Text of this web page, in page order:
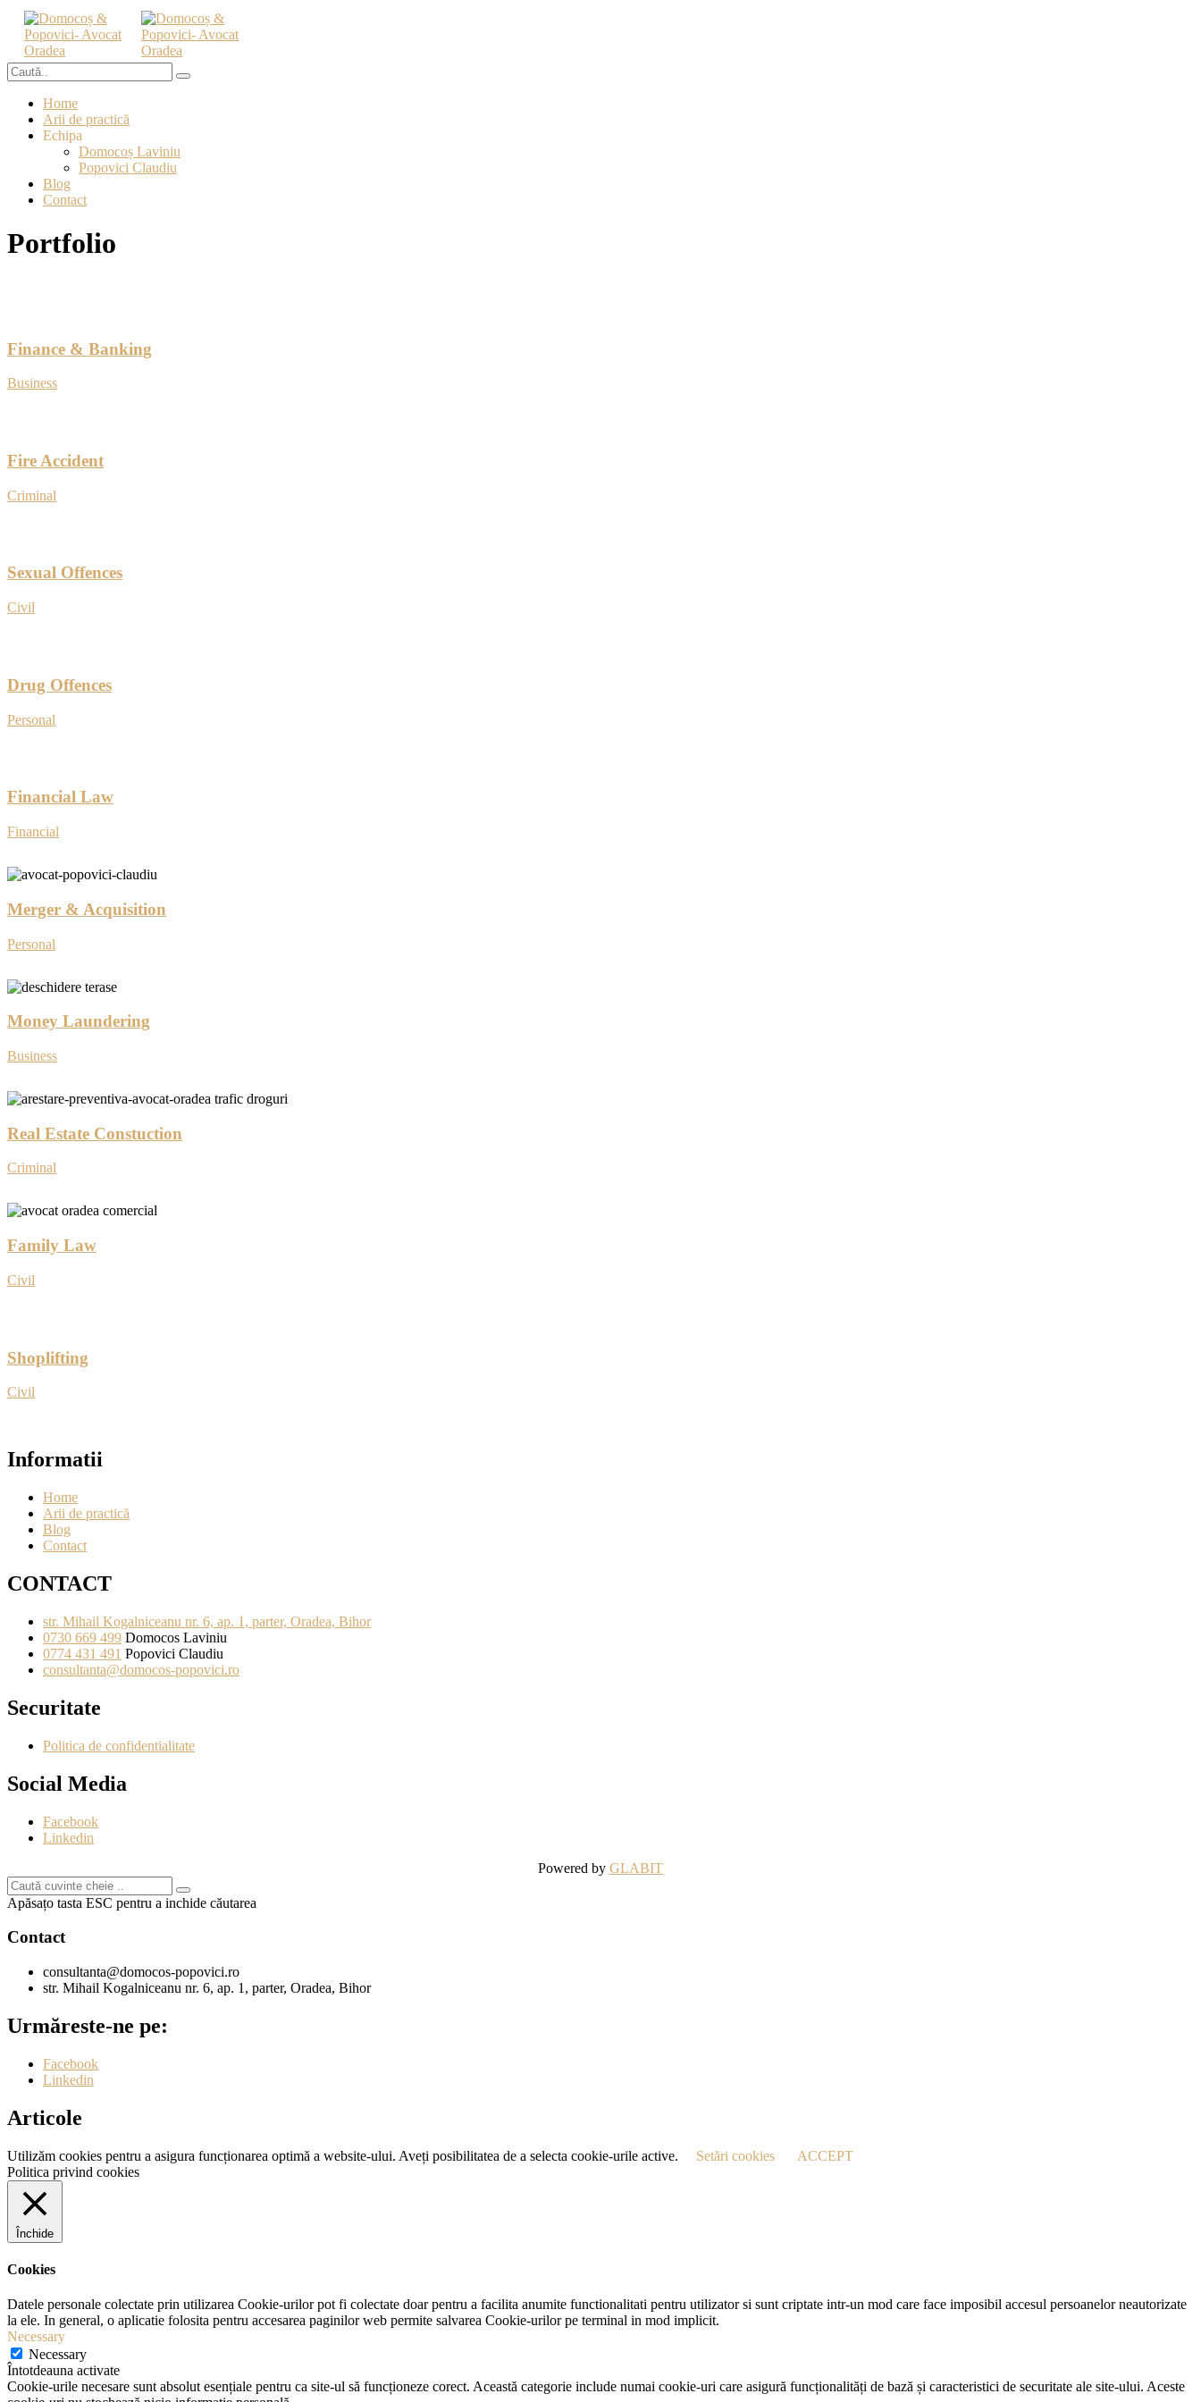
Home
Arii de practică
Echipa
Domocoș Laviniu
Popovici Claudiu
Blog
Contact
Portfolio
Finance & Banking
Business
Fire Accident
Criminal
Sexual Offences
Civil
Drug Offences
Personal
Financial Law
Financial
Merger & Acquisition
Personal
Money Laundering
Business
Real Estate Constuction
Criminal
Family Law
Civil
Shoplifting
Civil
Informatii
Home
Arii de practică
Blog
Contact
CONTACT
str. Mihail Kogalniceanu nr. 6, ap. 1, parter, Oradea, Bihor
0730 669 499 Domocos Laviniu
0774 431 491 Popovici Claudiu
consultanta@domocos-popovici.ro
Securitate
Politica de confidentialitate
Social Media
Facebook
Linkedin
Powered by GLABIT
Apăsațo tasta ESC pentru a inchide căutarea
Contact
consultanta@domocos-popovici.ro
str. Mihail Kogalniceanu nr. 6, ap. 1, parter, Oradea, Bihor
Urmăreste-ne pe:
Facebook
Linkedin
Articole
Utilizăm cookies pentru a asigura funcționarea optimă a website-ului. Aveți posibilitatea de a selecta cookie-urile active. Setări cookies
ACCEPT
Politica privind cookies
Închide
Cookies
Datele personale colectate prin utilizarea Cookie-urilor pot fi colectate doar pentru a facilita anumite functionalitati pentru utilizator si sunt criptate intr-un mod care face imposibil accesul persoanelor neautorizate
la ele. In general, o aplicatie folosita pentru accesarea paginilor web permite salvarea Cookie-urilor pe terminal in mod implicit.
Necessary
Necessary
Întotdeauna activate
Cookie-urile necesare sunt absolut esențiale pentru ca site-ul să funcționeze corect. Această categorie include numai cookie-uri care asigură funcționalități de bază și caracteristici de securitate ale site-ului. Aceste